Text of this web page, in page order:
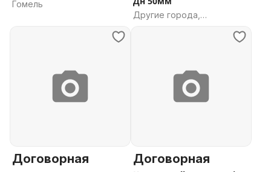
Гомель
Другие города,
Договорная Договорная